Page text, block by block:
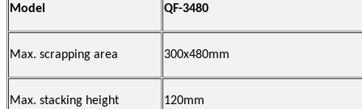
Model QF-3480
Max. scrapping area 300x480mm
Max. stacking height 120mm